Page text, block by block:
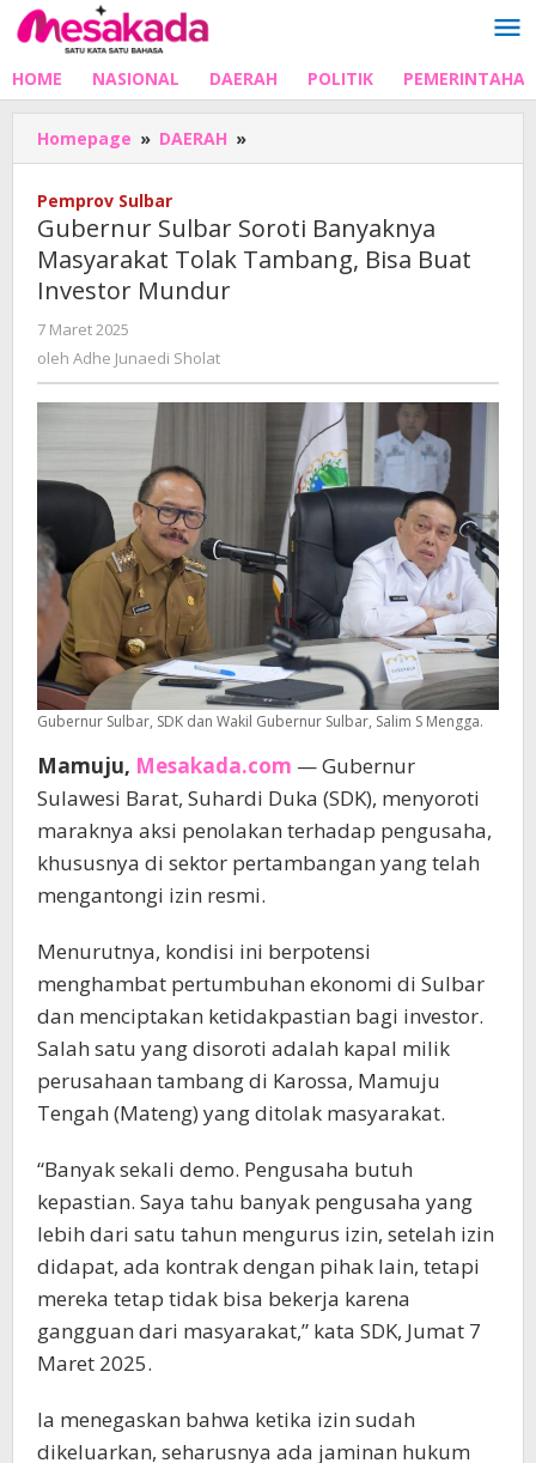
Lewati
ke
HOME NASIONAL DAERAH POLITIK
Homepage » DAERAH »
Sulbar
Masyarakat
Tolak
Mundur
Pemprov Sulbar
Gubernur Sulbar Soroti Banyaknya
Masyarakat Tolak Tambang, Bisa Buat
Investor Mundur
7 Maret 2025
Adhe
oleh Adhe Junaedi Sholat
Gubernur Sulbar, SDK dan Wakil Gubernur Sulbar, Salim S Mengga.
Mamuju, Mesakada.com — Gubernur
Sulawesi Barat, Suhardi Duka (SDK), menyoroti
maraknya aksi penolakan terhadap pengusaha,
khususnya di sektor pertambangan yang telah
mengantongi izin resmi.
Menurutnya, kondisi ini berpotensi
menghambat pertumbuhan ekonomi di Sulbar
dan menciptakan ketidakpastian bagi investor.
Salah satu yang disoroti adalah kapal milik
perusahaan tambang di Karossa, Mamuju
Tengah (Mateng) yang ditolak masyarakat.
“Banyak sekali demo. Pengusaha butuh
kepastian. Saya tahu banyak pengusaha yang
lebih dari satu tahun mengurus izin, setelah izin
didapat, ada kontrak dengan pihak lain, tetapi
mereka tetap tidak bisa bekerja karena
gangguan dari masyarakat,” kata SDK, Jumat 7
Maret 2025.
Ia menegaskan bahwa ketika izin sudah
dikeluarkan, seharusnya ada jaminan hukum